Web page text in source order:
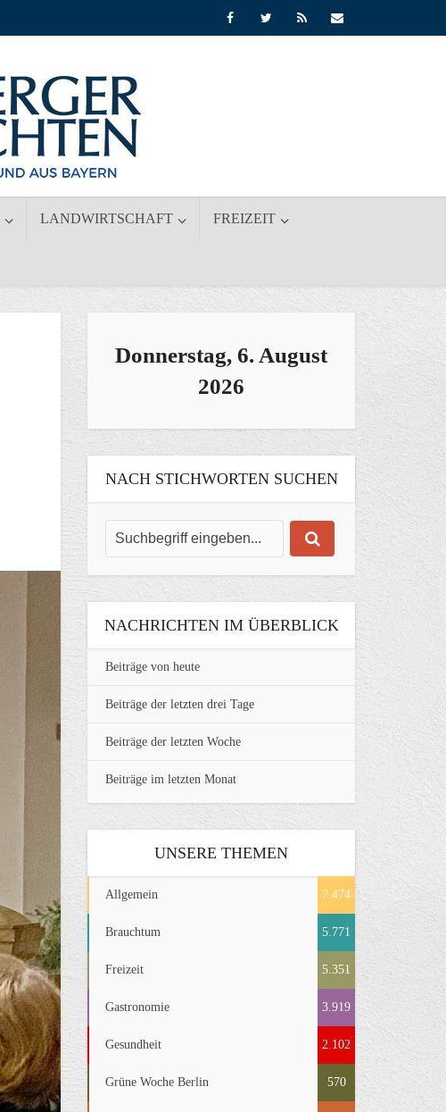
LANDWIRTSCHAFT FREIZEIT
Donnerstag, 6. August
2026
NACH STICHWORTEN SUCHEN
NACHRICHTEN IM ÜBERBLICK
Beiträge von heute
Beiträge der letzten drei Tage
Beiträge der letzten Woche
Beiträge im letzten Monat
UNSERE THEMEN
Allgemein 7.474
Brauchtum 5.771
Freizeit 5.351
Gastronomie 3.919
Gesundheit 2.102
Grüne Woche Berlin 570